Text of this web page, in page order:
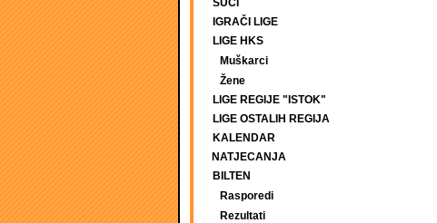
SUCI
IGRAČI LIGE
LIGE HKS
Muškarci
Žene
LIGE REGIJE "ISTOK"
LIGE OSTALIH REGIJA
KALENDAR
NATJECANJA
BILTEN
Rasporedi
Rezultati